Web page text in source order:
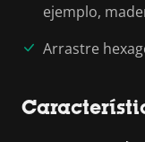
ejemplo,
Arrastre